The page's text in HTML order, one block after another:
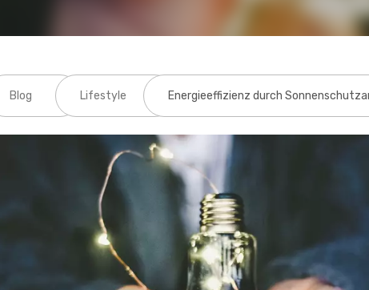
Blog Lifestyle Energieeffizienz durch